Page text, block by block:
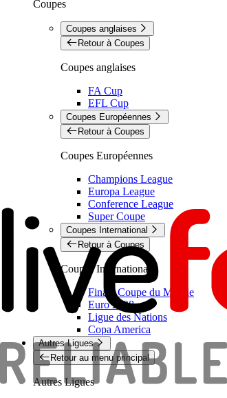
Coupes
Coupes anglaises
Retour à Coupes
Coupes anglaises
FA Cup
EFL Cup
Coupes Européennes
Retour à Coupes
Coupes Européennes
Champions League
Europa League
Conference League
Super Coupe
Coupes International
Retour à Coupes
Coupes International
Finale Coupe du Monde
Euro 2028
Ligue des Nations
Copa America
Autres Ligues
Retour au menu principal
Autres Ligues